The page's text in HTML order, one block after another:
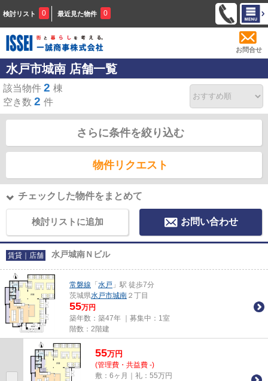
検討リスト 0 最近見た物件 0
お問合せ
水戸市城南 店舗一覧
該当物件 2 棟
空き数 2 件
さらに条件を絞り込む
物件リクエスト
チェックした物件をまとめて
検討リストに追加 お問い合わせ
賃貸｜店舗 水戸城南Ｎビル
常磐線 「 水戸 」駅 徒歩7分
茨城県水戸市城南 ２丁目
55万円
築年数：築47年 ｜募集中： 1室
階数：2階建
55万円
(管理費・共益費 -)
敷：6ヶ月｜礼：55万円